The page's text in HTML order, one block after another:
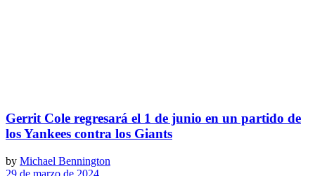
Gerrit Cole regresará el 1 de junio en un partido de
los Yankees contra los Giants
by Michael Bennington
29 de marzo de 2024